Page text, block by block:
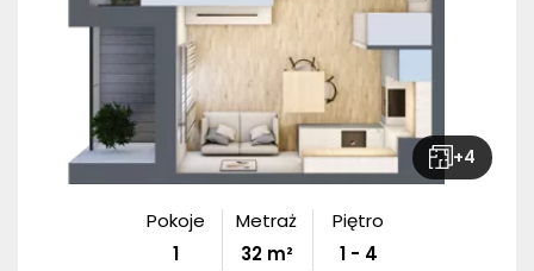
+4
Pokoje
1
Metraż
32m²
Piętro
1 - 4